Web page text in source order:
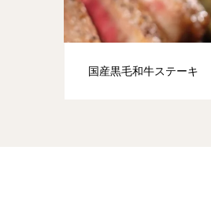
国産黒毛和牛ステーキ